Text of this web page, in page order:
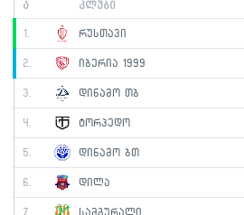
ა კლუბი
1. რუსთავი
2. იბერია 1999
3. დინამო თბ
4. ტორპედო
5. დინამო ბთ
6. დილა
7.